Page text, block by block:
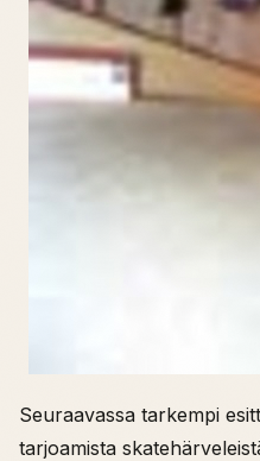
Seuraavassa tarkempi
tarjoamista